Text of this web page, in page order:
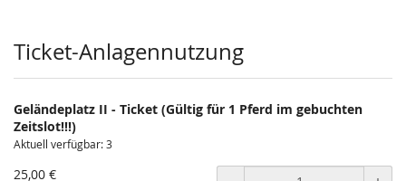
Ticket-Anlagennutzung
Geländeplatz II - Ticket (Gültig für 1 Pferd im gebuchten
Zeitslot!!!)
Aktuell verfügbar: 3
25,00 €